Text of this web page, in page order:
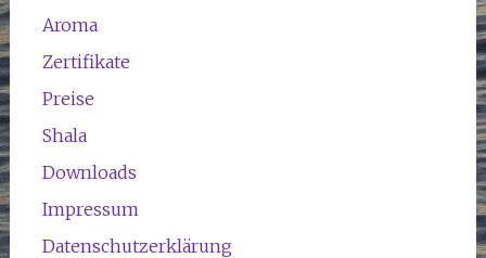
Aroma
Zertifikate
Preise
Shala
Downloads
Impressum
Datenschutzerklärung